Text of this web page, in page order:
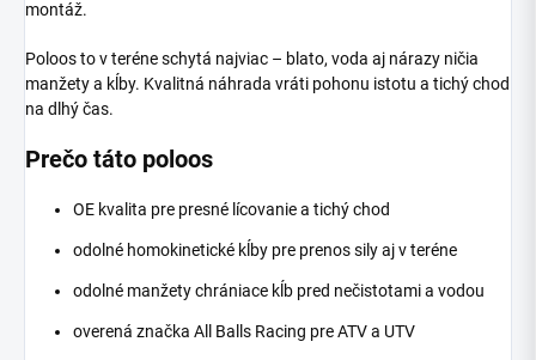
montáž.
Poloos to v teréne schytá najviac – blato, voda aj nárazy ničia
manžety a kĺby. Kvalitná náhrada vráti pohonu istotu a tichý chod
na dlhý čas.
Prečo táto poloos
OE kvalita pre presné lícovanie a tichý chod
odolné homokinetické kĺby pre prenos sily aj v teréne
odolné manžety chrániace kĺb pred nečistotami a vodou
overená značka All Balls Racing pre ATV a UTV